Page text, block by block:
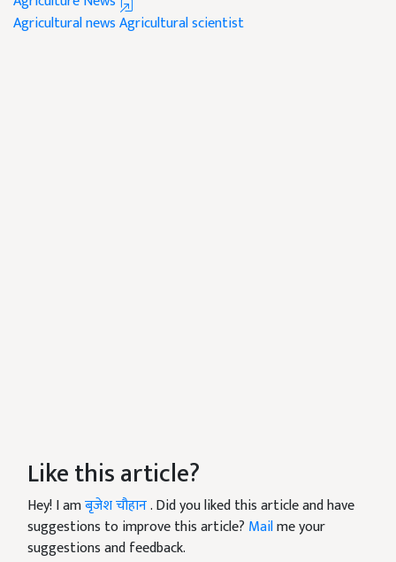
Agricultural newsAgricultural scientist
Like this article?
Hey! I amबृजेश चौहान. Did you liked this article and have
suggestions to improve this article? Mailme your
suggestions and feedback.